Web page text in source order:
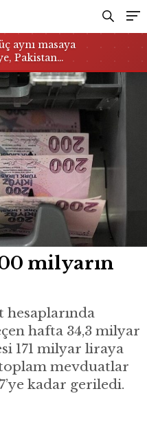
aynı masaya
Pakistan…
milyarın
hafta 34,3 milyar
171 milyar liraya
mevduatlar
kadar geriledi.